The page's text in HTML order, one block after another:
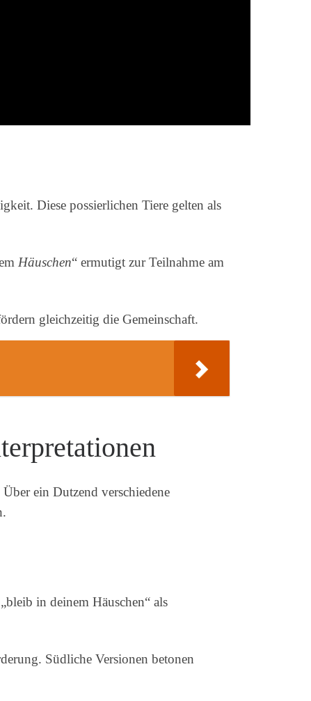
Diese possierlichen Tiere gelten als
Häuschen“ ermutigt zur Teilnahme am
gleichzeitig die Gemeinschaft.
ein Dutzend verschiedene
in deinem Häuschen“ als
Südliche Versionen betonen